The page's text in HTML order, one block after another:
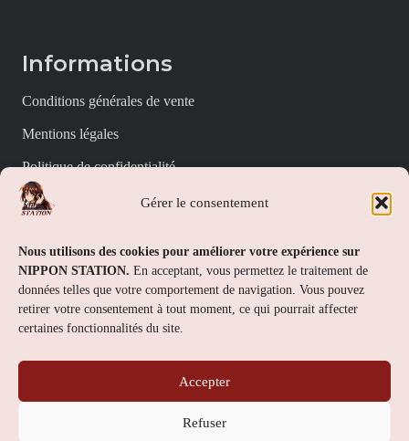
Gérer le consentement
Nous utilisons des cookies pour améliorer votre expérience sur
NIPPON STATION. En acceptant, vous permettez le traitement de
données telles que votre comportement de navigation. Vous pouvez
retirer votre consentement à tout moment, ce qui pourrait affecter
certaines fonctionnalités du site.
Accepter
Refuser
Informations
Conditions générales de vente
Mentions légales
Politique de confidentialité
Politique de cookies (UE)
Nippon Station
À propos
FAQs
Contact